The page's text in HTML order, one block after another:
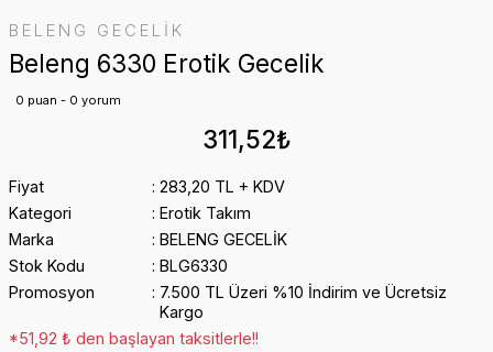
BELENG GECELİK
Beleng 6330 Erotik Gecelik
0 puan - 0 yorum
311,52₺
Fiyat
283,20 TL + KDV
Kategori
Erotik Takım
Marka
BELENG GECELİK
Stok Kodu
BLG6330
Promosyon
7.500 TL Üzeri %10 İndirim ve Ücretsiz
Kargo
*51,92 ₺ den başlayan taksitlerle!!